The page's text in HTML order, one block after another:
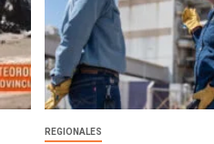
REGIONALES